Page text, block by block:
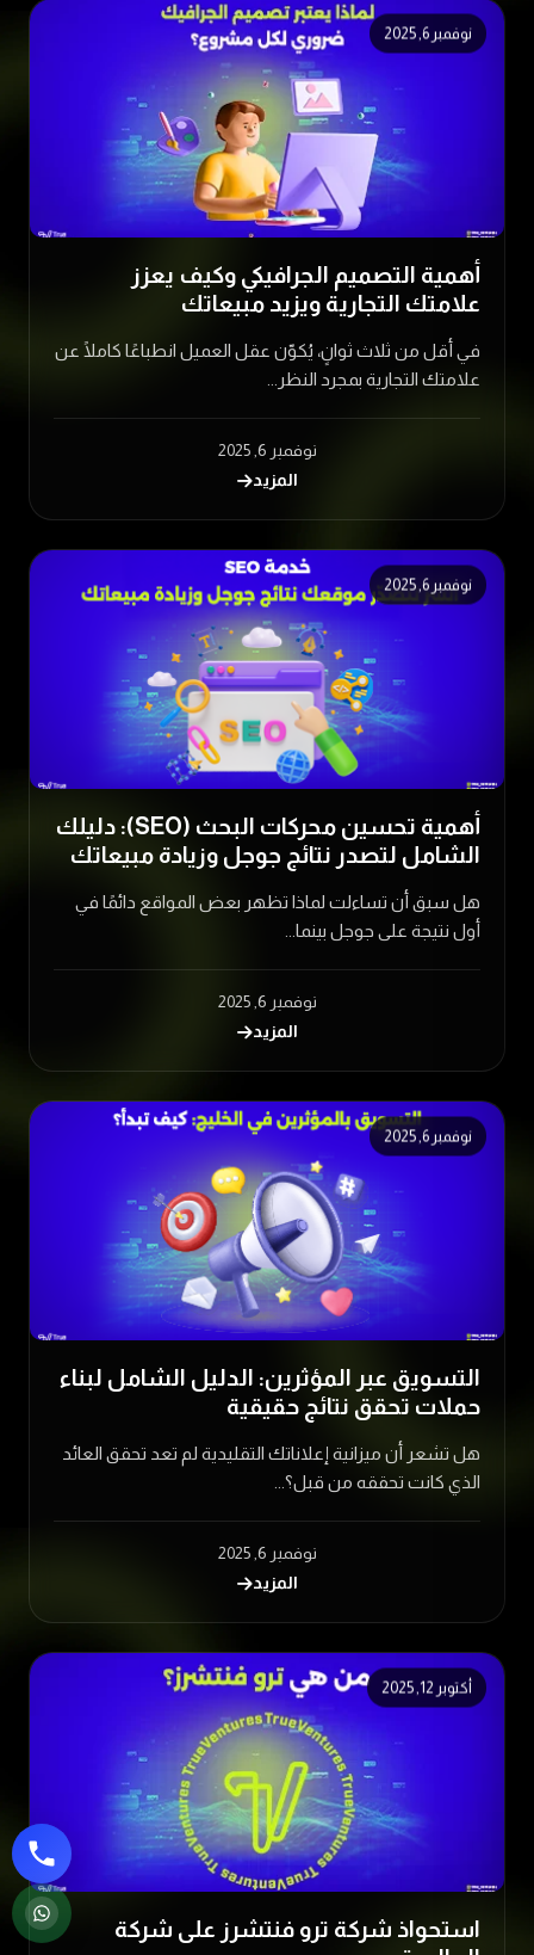
نوفمبر 6, 2025
أهمية التصميم الجرافيكي وكيف يعزز
علامتك التجارية ويزيد مبيعاتك
في أقل من ثلاث ثوانٍ، يُكوّن عقل العميل انطباعًا كاملًا عن
علامتك التجارية بمجرد النظر...
نوفمبر 6, 2025
المزيد
نوفمبر 6, 2025
أهمية تحسين محركات البحث (SEO): دليلك
الشامل لتصدر نتائج جوجل وزيادة مبيعاتك
هل سبق أن تساءلت لماذا تظهر بعض المواقع دائمًا في
أول نتيجة على جوجل بينما...
نوفمبر 6, 2025
المزيد
نوفمبر 6, 2025
التسويق عبر المؤثرين: الدليل الشامل لبناء
حملات تحقق نتائج حقيقية
هل تشعر أن ميزانية إعلاناتك التقليدية لم تعد تحقق العائد
الذي كانت تحققه من قبل؟...
نوفمبر 6, 2025
المزيد
أكتوبر 12, 2025
استحواذ شركة ترو فنتشرز على شركة